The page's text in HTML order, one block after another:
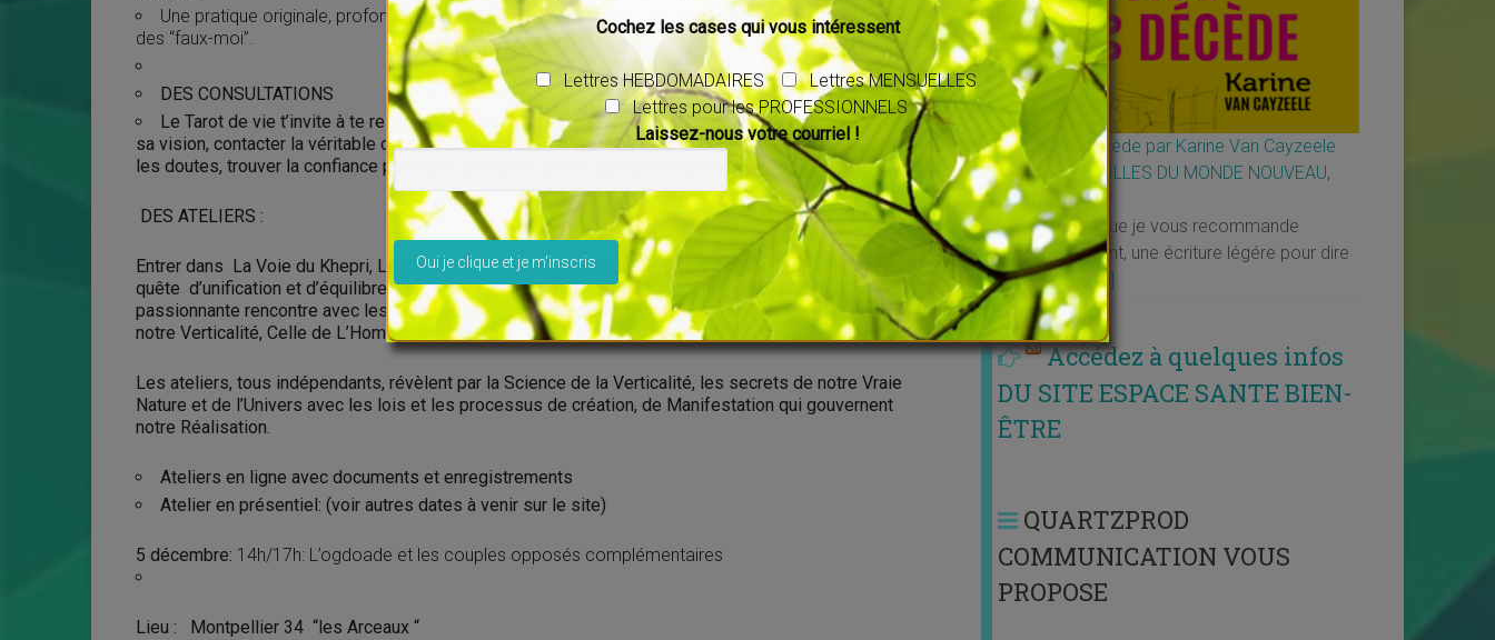
Une pratique originale, profonde, humaniste, pour s’accomplir, se réaliser au-delà des mensonges,
des “faux-moi”.
DES CONSULTATIONS
Le Tarot de vie t’invite à te relier à l’être que tu es et qui sait, éclairer une situation présente, élargir
sa vision, contacter la véritable demande de son être, élever sa conscience, se défaire de ses peurs et
les doutes, trouver la confiance pour faire ses choix
DES ATELIERS :
Entrer dans La Voie du Khepri, Le Cheminant, c’est entreprendre le parcours initiatique de l’âme en
quête d’unification et d’équilibre. pour vivre son Accomplissement, l’Être Intégral, Total. Une
passionnante rencontre avec les Archétypes et symboles pour réveiller notre mémoire et retrouver
notre Verticalité, Celle de L’Homme debout.
Les ateliers, tous indépendants, révèlent par la Science de la Verticalité, les secrets de notre Vraie
Nature et de l’Univers avec les lois et les processus de création, de Manifestation qui gouvernent
notre Réalisation.
Ateliers en ligne avec documents et enregistrements
Atelier en présentiel: (voir autres dates à venir sur le site)
5 décembre: 14h/17h: L’ogdoade et les couples opposés complémentaires
Lieu : Montpellier 34 “les Arceaux “
Décide ou décède par Karine Van Cayzeele
↳LES MERVEILLES DU MONDE NOUVEAU,
Livres
Voilà un livre que je vous recommande
particulièrement, une écriture légére pour dire
ce qui est si[…]
Accédez à quelques infos
DU SITE ESPACE SANTE BIEN-
ÊTRE
QUARTZPROD
COMMUNICATION VOUS
PROPOSE
Cochez les cases qui vous intéressent
Lettres HEBDOMADAIRES
Lettres MENSUELLES
Lettres pour les PROFESSIONNELS
Laissez-nous votre courriel !
Veuillez laisser ce champ vide.